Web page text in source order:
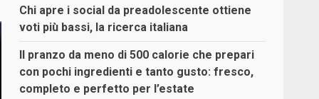
Chi apre i social da preadolescente ottiene
voti più bassi, la ricerca italiana
Il pranzo da meno di 500 calorie che prepari
con pochi ingredienti e tanto gusto: fresco,
completo e perfetto per l’estate